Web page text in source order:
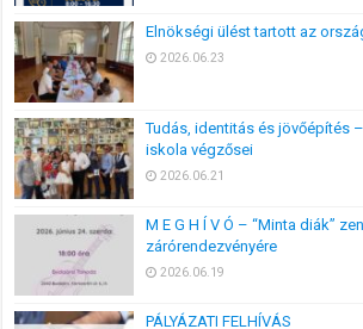
Elnökségi ülést tartott az
2026.06.23
Tudás, identitás és jövőépítés
iskola végzősei
2026.06.21
M E G H Í V Ó – “Minta diák”
zárórendezvényére
2026.06.19
PÁLYÁZATI FELHÍVÁS